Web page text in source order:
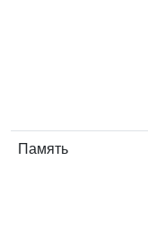
Память